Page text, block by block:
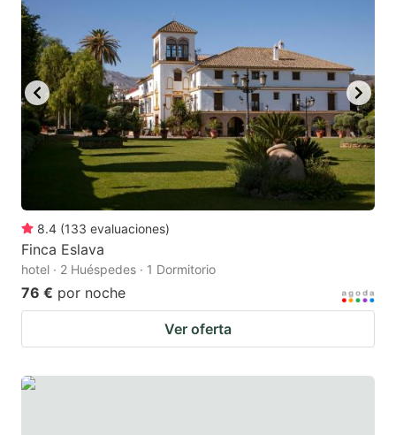
8.4 (133 evaluaciones)
Finca Eslava
hotel · 2 Huéspedes · 1 Dormitorio
76 € por noche
Ver oferta